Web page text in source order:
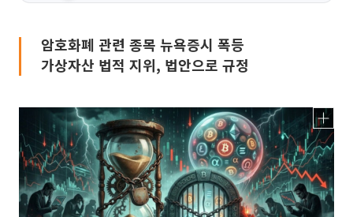
암호화폐 관련 종목 뉴욕증시 폭등
가상자산 법적 지위, 법안으로 규정